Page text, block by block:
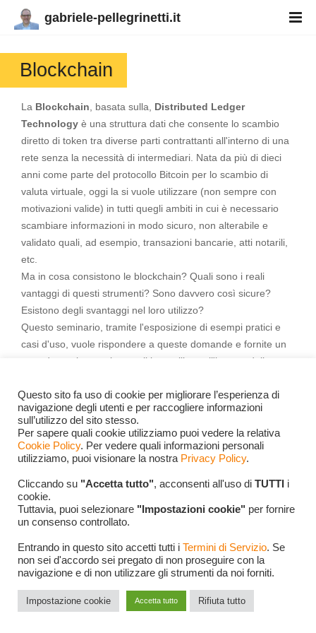
gabriele-pellegrinetti.it
Blockchain
La Blockchain , basata sulla, Distributed Ledger
Technology è una struttura dati che consente lo scambio
diretto di token tra diverse parti contrattanti all'interno di una
rete senza la necessità di intermediari. Nata da più di dieci
anni come parte del protocollo Bitcoin per lo scambio di
valuta virtuale, oggi la si vuole utilizzare (non sempre con
motivazioni valide) in tutti quegli ambiti in cui è necessario
scambiare informazioni in modo sicuro, non alterabile e
validato quali, ad esempio, transazioni bancarie, atti notarili,
etc.
Ma in cosa consistono le blockchain? Quali sono i reali
vantaggi di questi strumenti? Sono davvero così sicure?
Esistono degli svantaggi nel loro utilizzo?
Questo seminario, tramite l'esposizione di esempi pratici e
casi d'uso, vuole rispondere a queste domande e fornite un
corredo teorico-pratico per il loro utilizzo all'interno delle
Copertina Agenda
Edizione pubblica Corso in house
Questo sito fa uso di cookie per migliorare l’esperienza di
navigazione degli utenti e per raccogliere informazioni
sull’utilizzo del sito stesso.
Per sapere quali cookie utilizziamo puoi vedere la relativa
Cookie Policy. Per vedere quali informazioni personali
utilizziamo, puoi visionare la nostra Privacy Policy.
Cliccando su "Accetta tutto", acconsenti all'uso di TUTTI i
cookie.
Tuttavia, puoi selezionare "Impostazioni cookie" per fornire
un consenso controllato.
Entrando in questo sito accetti tutti i Termini di Servizio. Se
non sei d'accordo sei pregato di non proseguire con la
navigazione e di non utilizzare gli strumenti da noi forniti.
Impostazione cookie Accetta tutto Rifiuta tutto